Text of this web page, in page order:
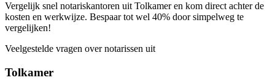
Vergelijk snel notariskantoren uit Tolkamer en kom direct achter de
kosten en werkwijze. Bespaar tot wel 40% door simpelweg te
vergelijken!
Veelgestelde vragen over notarissen uit
Tolkamer